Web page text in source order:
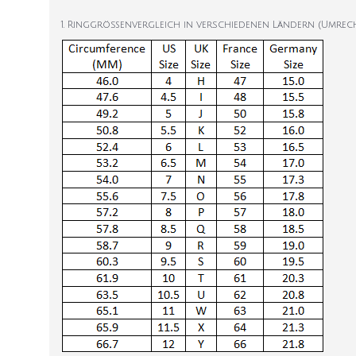
1. Ringgrößenvergleich in verschiedenen Ländern